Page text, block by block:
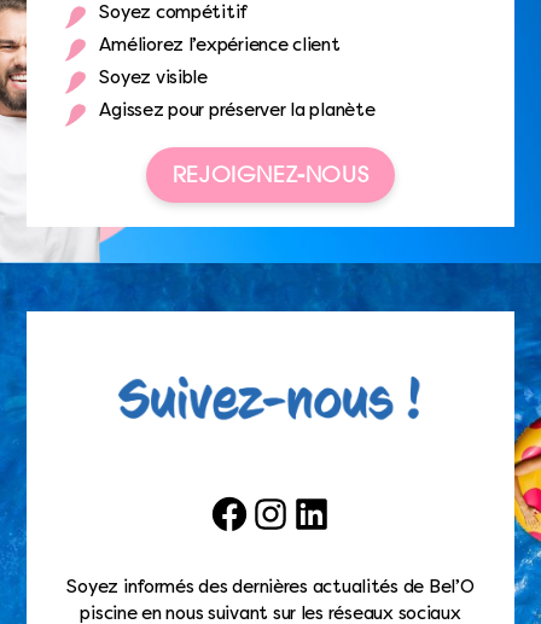
Soyez compétitif
Améliorez l’expérience client
Soyez visible
Agissez pour préserver la planète
REJOIGNEZ-NOUS
FacebookInstagramLinkedIn
Soyez informés des dernières actualités de Bel’O
piscine en nous suivant sur les réseaux sociaux